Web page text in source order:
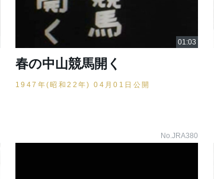
春の中山競馬開く
1947年(昭和22年) 04月01日公開
No.JRA380